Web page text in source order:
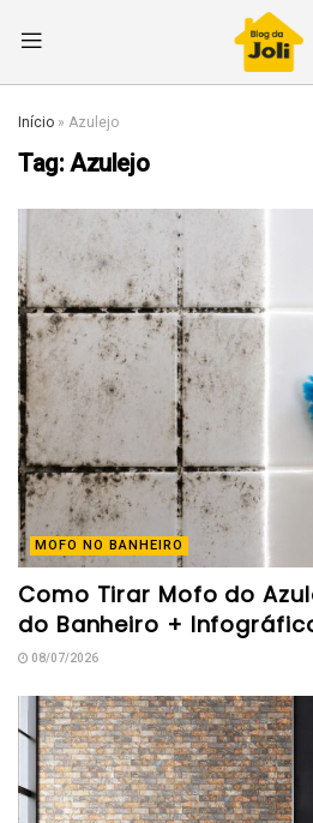
Início » Azulejo
Tag:Azulejo
MOFO NO BANHEIRO
Como Tirar Mofo do
do Banheiro +
08/07/2026